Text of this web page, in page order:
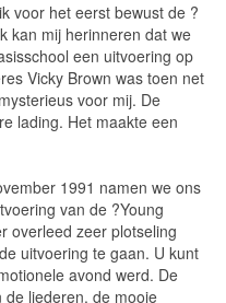
voor het eerst bewust de ?
kan mij herinneren dat we
een uitvoering op
Vicky Brown was toen net
voor mij. De
lading. Het maakte een
1991 namen we ons
van de ?Young
overleed zeer plotseling
uitvoering te gaan. U kunt
avond werd. De
liederen, de mooie